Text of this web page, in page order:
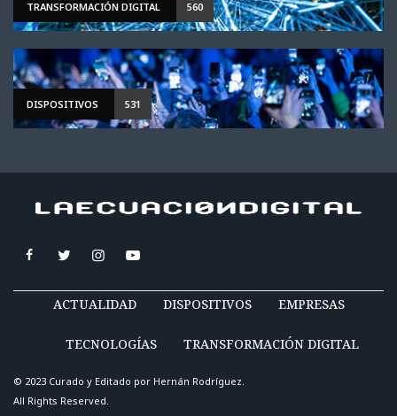
TRANSFORMACIÓN DIGITAL 560
DISPOSITIVOS 531
ACTUALIDAD DISPOSITIVOS EMPRESAS
TECNOLOGÍAS TRANSFORMACIÓN DIGITAL
© 2023 Curado y Editado por Hernán Rodríguez.
All Rights Reserved.